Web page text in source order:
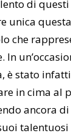
di
unica
che
In
è stato
in cima al
ancora